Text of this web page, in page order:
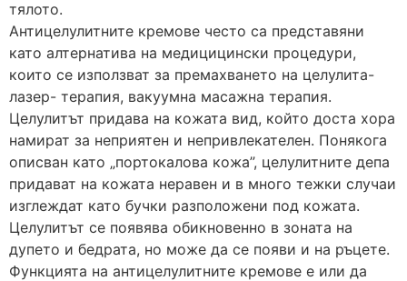
тялото.
Антицелулитните кремове често са представяни
като алтернатива на медицицински процедури,
които се използват за премахването на целулита-
лазер- терапия, вакуумна масажна терапия.
Целулитът придава на кожата вид, който доста хора
намират за неприятен и непривлекателен. Понякога
описван като „портокалова кожа”, целулитните депа
придават на кожата неравен и в много тежки случаи
изглеждат като бучки разположени под кожата.
Целулитът се появява обикновенно в зоната на
дупето и бедрата, но може да се появи и на ръцете.
Функцията на антицелулитните кремове е или да